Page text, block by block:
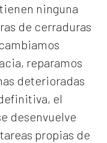
ninguna
de cerraduras
reparamos
deterioradas
el
desenvuelve
propias de